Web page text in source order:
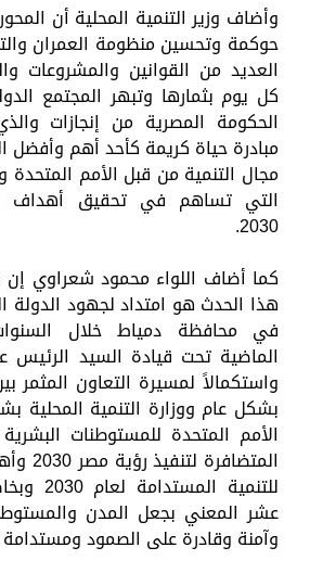
وأضاف وزير التنمية المحلية أن
حوكمة وتحسين منظومة العمران
العديد من القوانين والمشروعات
كل يوم بثمارها وتبهر المجتمع
الحكومة المصرية من إنجازات
مبادرة حياة كريمة كأحد أهم وأفضل
مجال التنمية من قبل الأمم المتحدة
التي تساهم في تحقيق أهداف
2030.
كما أضاف اللواء محمود شعراوي إن
هذا الحدث هو امتداد لجهود الدولة
في محافظة دمياط خلال
الماضية تحت قيادة السيد الرئيس
واستكمالاً لمسيرة التعاون المثمر
بشكل عام ووزارة التنمية المحلية
الأمم المتحدة للمستوطنات
عشر المعني بجعل المدن
وآمنة وقادرة على الصمود ومستدامة